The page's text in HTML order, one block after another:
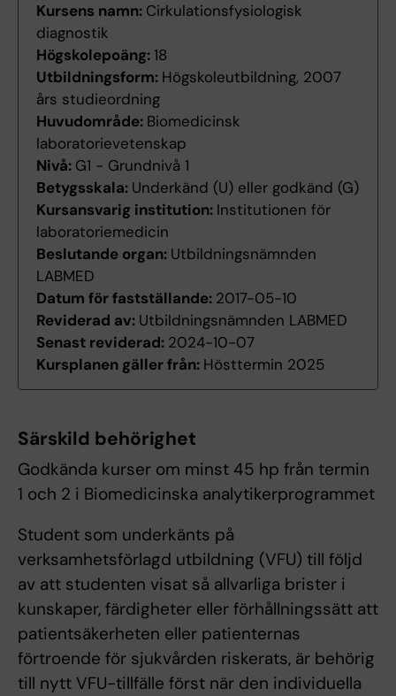
Kursens namn: Cirkulationsfysiologisk
diagnostik
Högskolepoäng:18
Utbildningsform: Högskoleutbildning, 2007
års studieordning
Huvudområde: Biomedicinsk
laboratorievetenskap
Nivå: G1 - Grundnivå 1
Betygsskala: Underkänd (U) eller godkänd (G)
Kursansvarig institution: Institutionen för
laboratoriemedicin
Beslutande organ: Utbildningsnämnden
LABMED
Datum för fastställande: 2017-05-10
Reviderad av: Utbildningsnämnden LABMED
Senast reviderad: 2024-10-07
Kursplanen gäller från: Hösttermin 2025
Särskild behörighet
Godkända kurser om minst 45 hp från termin
1 och 2 i Biomedicinska analytikerprogrammet
Student som underkänts på
verksamhetsförlagd utbildning (VFU) till följd
av att studenten visat så allvarliga brister i
kunskaper, färdigheter eller förhållningssätt att
patientsäkerheten eller patienternas
förtroende för sjukvården riskerats, är behörig
till nytt VFU-tillfälle först när den individuella